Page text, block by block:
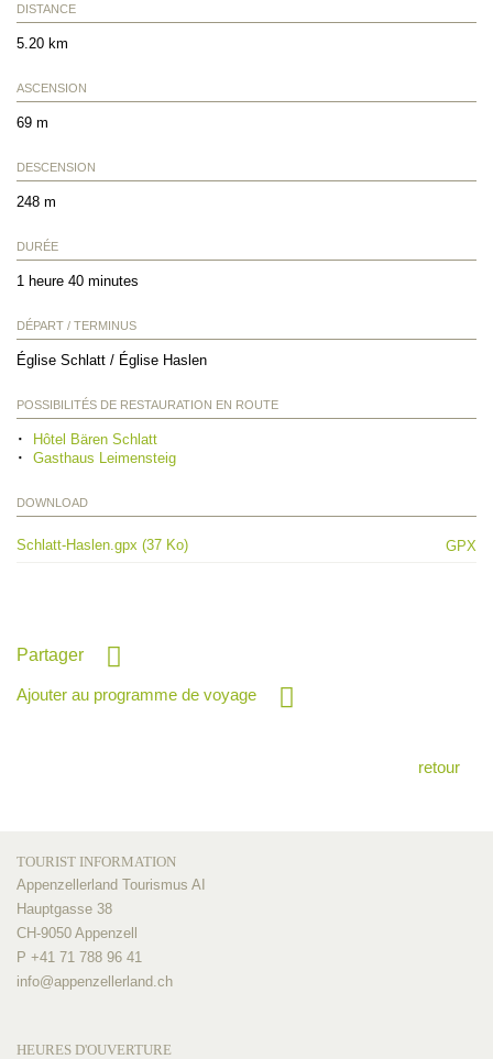
DISTANCE
5.20 km
ASCENSION
69 m
DESCENSION
248 m
DURÉE
1 heure 40 minutes
DÉPART / TERMINUS
Église Schlatt / Église Haslen
POSSIBILITÉS DE RESTAURATION EN ROUTE
Hôtel Bären Schlatt
Gasthaus Leimensteig
DOWNLOAD
Schlatt-Haslen.gpx (37 Ko) GPX
Partager
Ajouter au programme de voyage
retour
TOURIST INFORMATION
Appenzellerland Tourismus AI
Hauptgasse 38
CH-9050 Appenzell
P +41 71 788 96 41
info@appenzellerland.ch
HEURES D'OUVERTURE